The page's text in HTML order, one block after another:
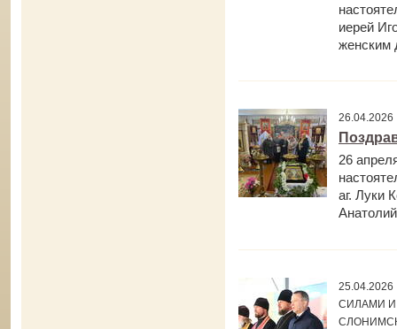
иерей
женским
26
аг. Луки
СИЛАМИ